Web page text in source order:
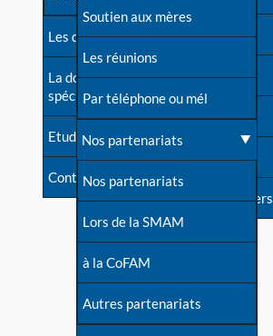
Cas particuliers
Mythes et vérités
Devenir animatrice ?
Une question sur le site
Les dossiers de l'allaitement
La documentation
spécialisée
Etudes récentes
Contact
Dossier de presse
Soutenir LLL
Livre d'or
Forum
S'inscrire à nos newsletters
Soutien aux mères
Les réunions
Par téléphone ou mél
Nos partenariats
Nos partenariats
Lors de la SMAM
à la CoFAM
Autres partenariats